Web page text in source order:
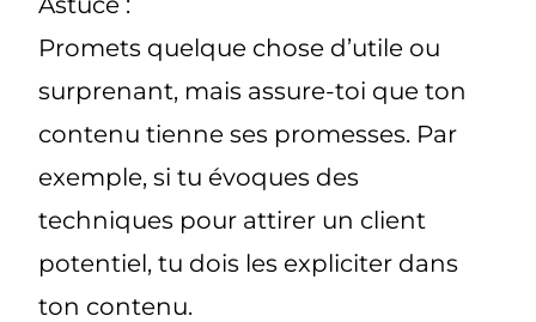
Promets quelque chose d’utile ou
surprenant, mais assure-toi que ton
contenu tienne ses promesses. Par
exemple, si tu évoques des
techniques pour attirer un client
potentiel, tu dois les expliciter dans
ton contenu.